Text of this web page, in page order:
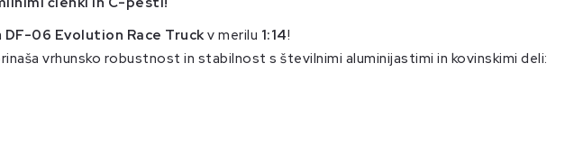
DF-06 Evolution Race Truckv merilu 1:14!
vrhunsko robustnost in stabilnost s številnimi aluminijastimi in kovinskimi deli: